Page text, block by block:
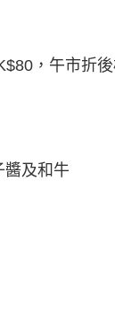
，午市折
醬及和牛